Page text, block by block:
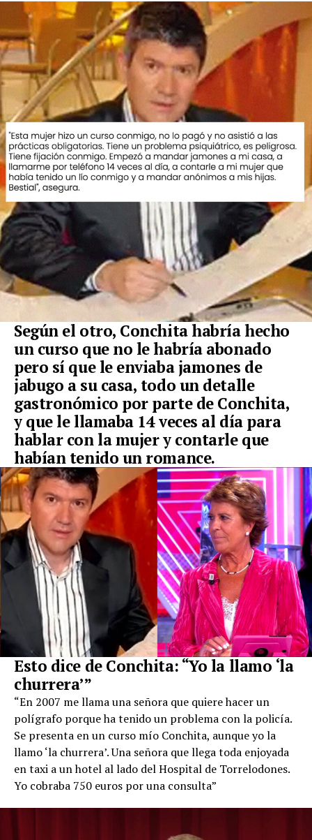
Según el otro, Conchita habría hecho
un curso que no le habría abonado
pero sí que le enviaba jamones de
jabugo a su casa, todo un detalle
gastronómico por parte de Conchita,
y que le llamaba 14 veces al día para
hablar con la mujer y contarle que
habían tenido un romance.
Esto dice de Conchita: “Yo la llamo ‘la
churrera’”
“En 2007 me llama una señora que quiere hacer un
polígrafo porque ha tenido un problema con la policía.
Se presenta en un curso mío Conchita, aunque yo la
llamo ‘la churrera’. Una señora que llega toda enjoyada
en taxi a un hotel al lado del Hospital de Torrelodones.
Yo cobraba 750 euros por una consulta”